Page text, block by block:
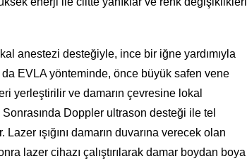
anestezi desteğiyle, ince bir iğne yardımıyla
da EVLA yönteminde, önce büyük safen vene
yerleştirilir ve damarın çevresine lokal
Doppler ultrason desteği ile tel
ışığını damarın duvarına verecek olan
lazer cihazı çalıştırılarak damar boydan boya